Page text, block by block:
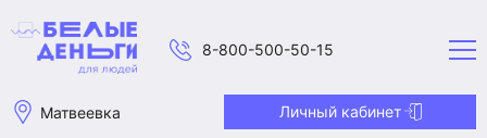
8-800-500-50-15
Матвеевка Личный кабинет